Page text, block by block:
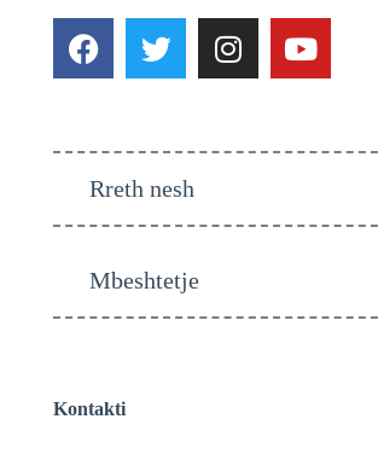
Rreth nesh
Mbeshtetje
Kontakti